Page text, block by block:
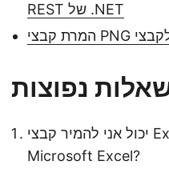
REST של .NET
יכול אני להמיר קבצי Excel ל- CSV מבלי להתקין את
Microsoft Excel?